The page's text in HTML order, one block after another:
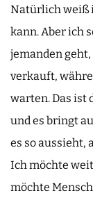
Natürlich weiß
kann. Aber ich
jemanden
verkauft,
warten. Das ist
und es bringt
es so aussieht,
Ich möchte
möchte